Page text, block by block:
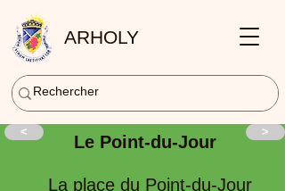
ARHOLY
<
Le Point-du-Jour
>
La place du Point-du-Jour